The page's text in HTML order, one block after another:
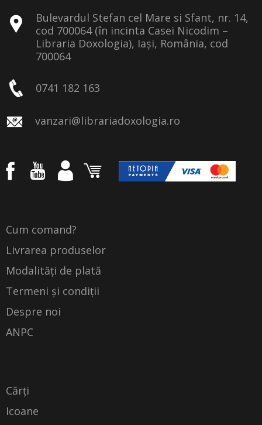
Bulevardul Stefan cel Mare si Sfant, nr. 14,
cod 700064 (în incinta Casei Nicodim –
Libraria Doxologia), Iași, România, cod
700064
0741 182 163
vanzari@librariadoxologia.ro
Cum comand?
Livrarea produselor
Modalități de plată
Termeni și condiții
Despre noi
ANPC
Cărți
Icoane